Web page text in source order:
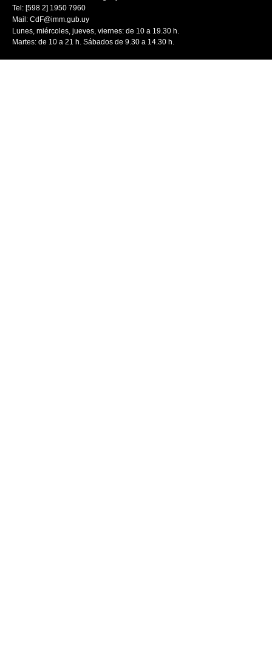
Tel: [598 2] 1950 7960
Mail: CdF@imm.gub.uy
Lunes, miércoles, jueves, viernes: de 10 a 19.30 h.
Martes: de 10 a 21 h. Sábados de 9.30 a 14.30 h.